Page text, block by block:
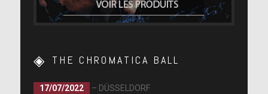
THE CHROMATICA BALL
17/07/2022
– DÜSSELDORF